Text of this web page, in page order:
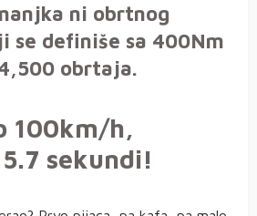
ni obrtnog
se definiše sa 400Nm
obrtaja.
100km/h,
sekundi!